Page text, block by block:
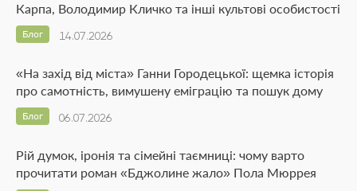
Карпа, Володимир Кличко та інші культові особистості
14.07.2026
Блог
«На захід від міста» Ганни Городецької: щемка історія
про самотність, вимушену еміграцію та пошук дому
06.07.2026
Блог
Рій думок, іронія та сімейні таємниці: чому варто
прочитати роман «Бджолине жало» Пола Мюррея